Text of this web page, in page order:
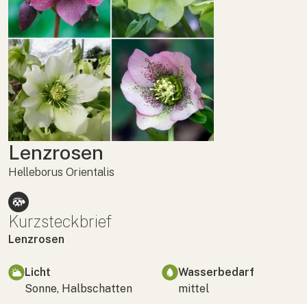
Lenzrosen
Helleborus Orientalis
Kurzsteckbrief
Lenzrosen
Licht
Sonne, Halbschatten
Wasserbedarf
mittel